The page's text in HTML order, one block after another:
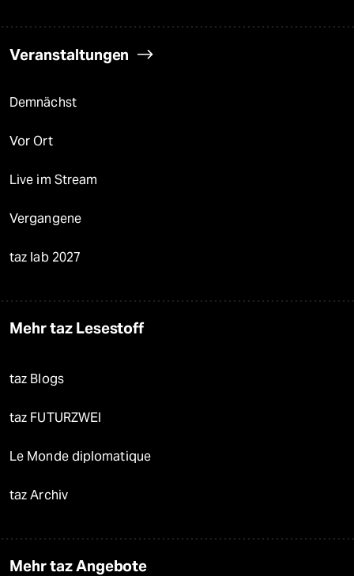
Veranstaltungen
Demnächst
Vor Ort
Live im Stream
Vergangene
taz lab 2027
Mehr taz Lesestoff
taz Blogs
taz FUTURZWEI
Le Monde diplomatique
taz Archiv
Mehr taz Angebote